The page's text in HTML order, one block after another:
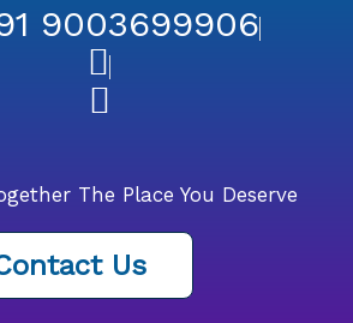
9003699906
The Place You Deserve
Us